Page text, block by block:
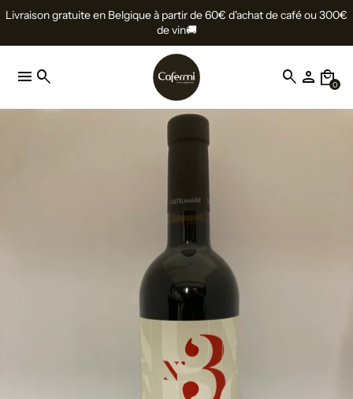
Livraison gratuite en Belgique à partir de 60€ d'achat de café ou 300€
de vin🚚
menu search search person local_mall
0